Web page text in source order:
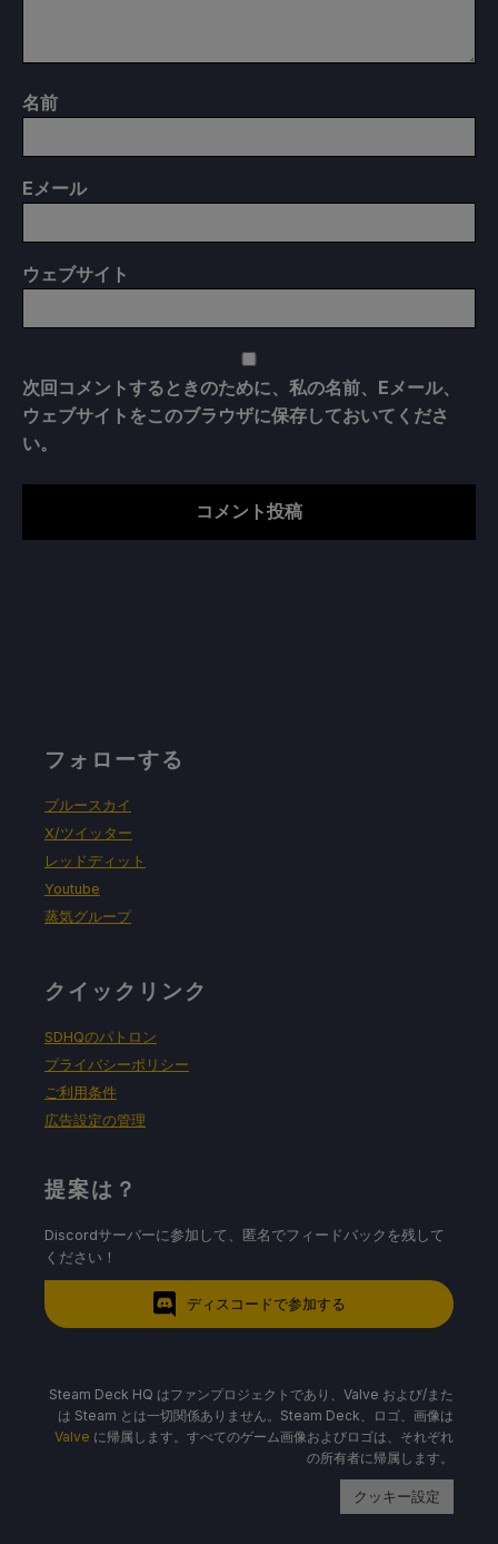
名前
Eメール
ウェブサイト
次回コメントするときのために、私の名前、Eメール、
ウェブサイトをこのブラウザに保存しておいてくださ
い。
フォローする
ブルースカイ
X/ツイッター
レッドディット
Youtube
蒸気グループ
クイックリンク
SDHQのパトロン
プライバシーポリシー
ご利用条件
広告設定の管理
提案は？
Discordサーバーに参加して、匿名でフィードバックを残して
ください！
ディスコードで参加する
Steam Deck HQ はファンプロジェクトであり、Valve および/また
は Steam とは一切関係ありません。Steam Deck、ロゴ、画像は
Valve に帰属します。すべてのゲーム画像およびロゴは、それぞれ
の所有者に帰属します。
クッキー設定